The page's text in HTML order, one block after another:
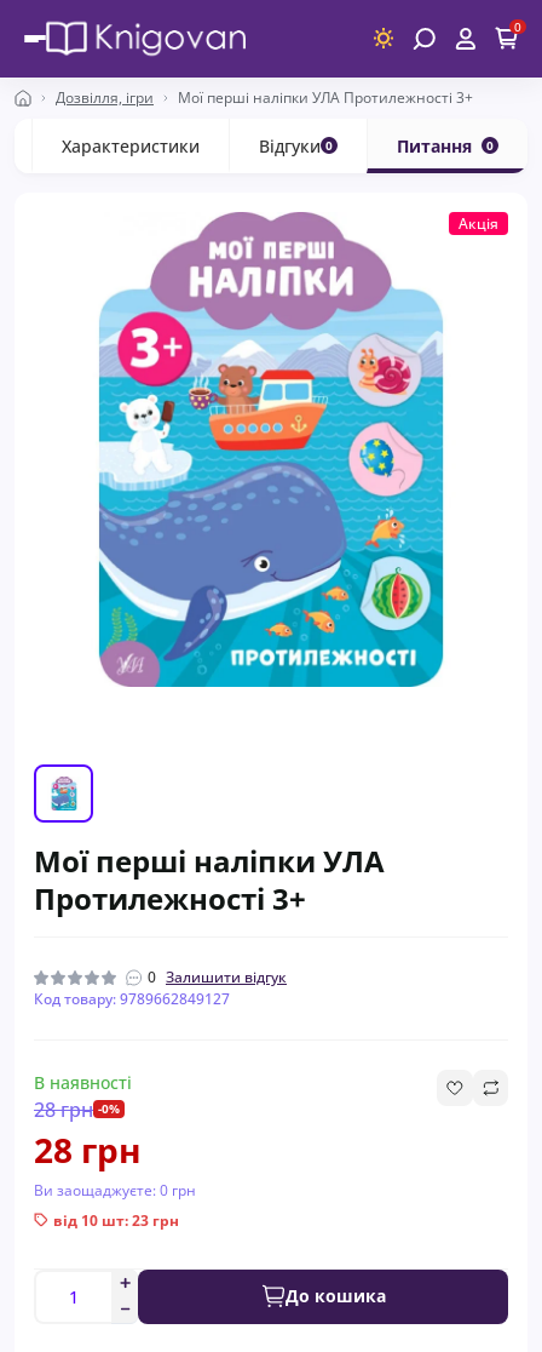
0
Дозвілля, ігри Мої перші наліпки УЛА Протилежності 3+
Характеристики Відгуки 0 Питання 0
Акція
Мої перші наліпки УЛА
Протилежності 3+
0 Залишити відгук
Код товару: 9789662849127
В наявності
28 грн -0%
28 грн
Ви заощаджуєте:0 грн
від 10 шт: 23 грн
До кошика